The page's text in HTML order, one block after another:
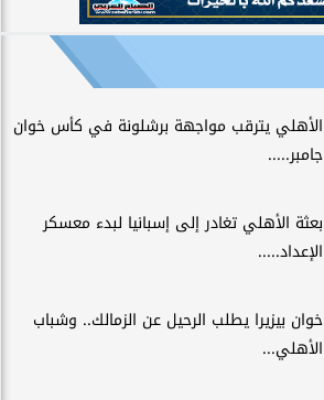
الأهلي يترقب مواجهة برشلونة في كأس خوان
جامبر.....
بعثة الأهلي تغادر إلى إسبانيا لبدء معسكر
الإعداد.....
خوان بيزيرا يطلب الرحيل عن الزمالك.. وشباب
الأهلي...